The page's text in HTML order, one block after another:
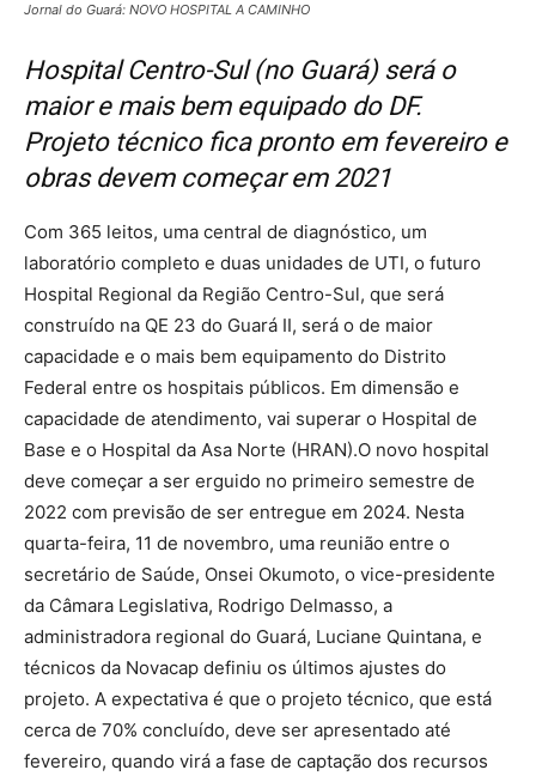
Jornal do Guará: NOVO HOSPITAL A CAMINHO
Hospital Centro-Sul (no Guará) será o
maior e mais bem equipado do DF.
Projeto técnico fica pronto em fevereiro e
obras devem começar em 2021
Com 365 leitos, uma central de diagnóstico, um
laboratório completo e duas unidades de UTI, o futuro
Hospital Regional da Região Centro-Sul, que será
construído na QE 23 do Guará II, será o de maior
capacidade e o mais bem equipamento do Distrito
Federal entre os hospitais públicos. Em dimensão e
capacidade de atendimento, vai superar o Hospital de
Base e o Hospital da Asa Norte (HRAN).O novo hospital
deve começar a ser erguido no primeiro semestre de
2022 com previsão de ser entregue em 2024. Nesta
quarta-feira, 11 de novembro, uma reunião entre o
secretário de Saúde, Onsei Okumoto, o vice-presidente
da Câmara Legislativa, Rodrigo Delmasso, a
administradora regional do Guará, Luciane Quintana, e
técnicos da Novacap definiu os últimos ajustes do
projeto. A expectativa é que o projeto técnico, que está
cerca de 70% concluído, deve ser apresentado até
fevereiro, quando virá a fase de captação dos recursos